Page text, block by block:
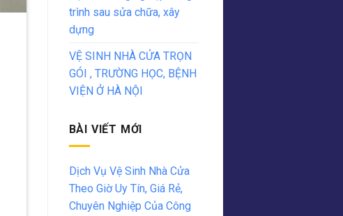
trình sau sửa chữa, xây
dựng
VỆ SINH NHÀ CỬA TRỌN
GÓI , TRƯỜNG HỌC, BỆNH
VIỆN Ở HÀ NỘI
BÀI VIẾT MỚI
Dịch Vụ Vệ Sinh Nhà Cửa
Theo Giờ Uy Tín, Giá Rẻ,
Chuyên Nghiệp Của Công